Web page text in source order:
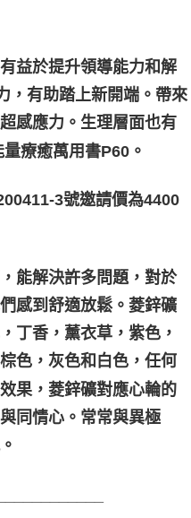
益於提升領導能力和解
，有助踏上新開端。帶來
感應力。生理層面也有
療癒萬用書P60。
3號邀請價為4400
能解決許多問題，對於
感到舒適放鬆。菱鋅礦
丁香，薰衣草，紫色，
色，灰色和白色，任何
果，菱鋅礦對應心輪的
同情心。常常與異極